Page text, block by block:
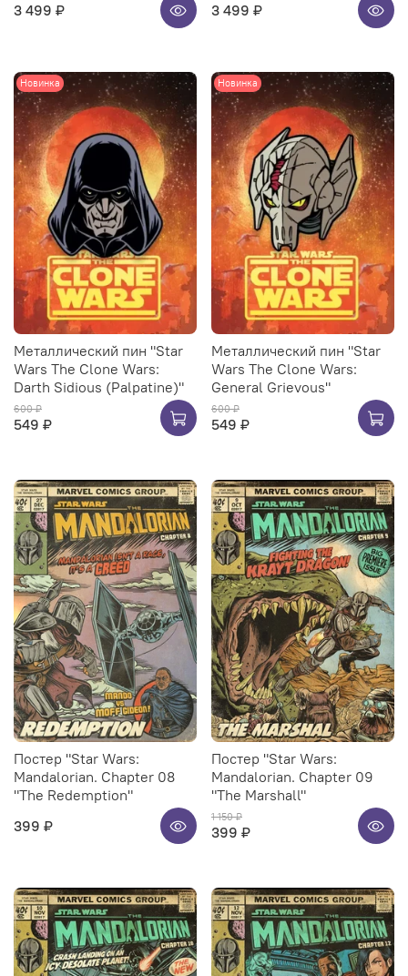
3 499 ₽
3 499 ₽
Новинка
Металлический пин "Star
Wars The Clone Wars:
Darth Sidious (Palpatine)"
600 ₽
549 ₽
Новинка
Металлический пин "Star
Wars The Clone Wars:
General Grievous"
600 ₽
549 ₽
Постер "Star Wars:
Mandalorian. Chapter 08
"The Redemption"
399 ₽
Постер "Star Wars:
Mandalorian. Chapter 09
"The Marshall"
1 150 ₽
399 ₽